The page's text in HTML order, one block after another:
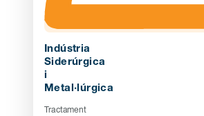
Indústria
Siderúrgica
i
Metal·lúrgica
Tractament